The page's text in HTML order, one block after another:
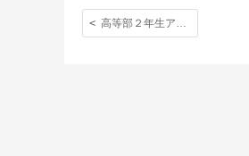
高等部２年生アウティング作文「日常の何気ない疑問」